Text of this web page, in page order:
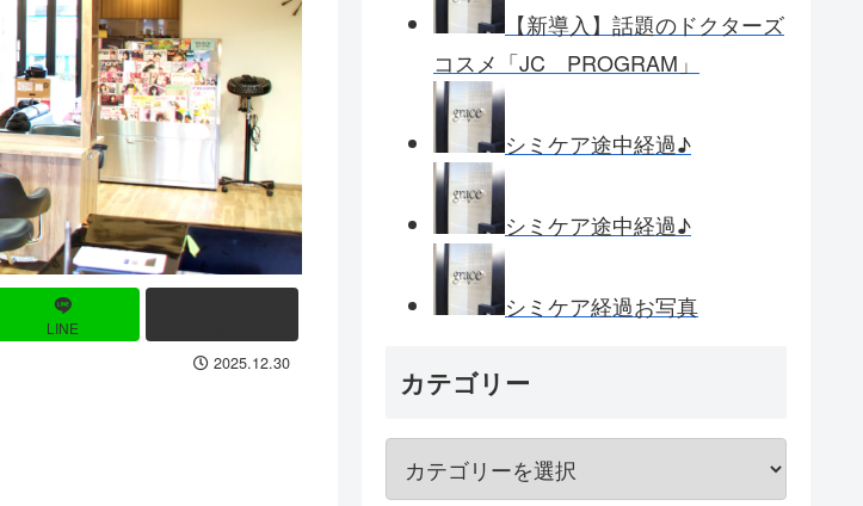
LINE
2025.12.30
【新導入】話題のドクターズ
コスメ「JC PROGRAM」
シミケア途中経過♪
シミケア途中経過♪
シミケア経過お写真
カテゴリー